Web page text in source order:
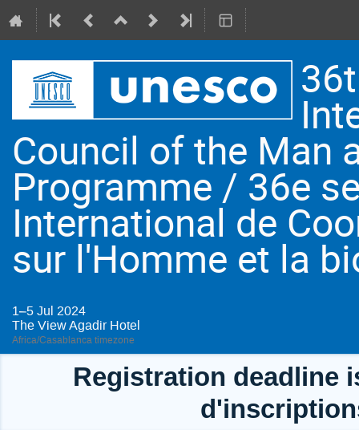
Council of the Man
Programme / 36e
International de
sur l'Homme et la
1–5 Jul 2024
The View Agadir Hotel
Africa/Casablanca timezone
Registration deadline